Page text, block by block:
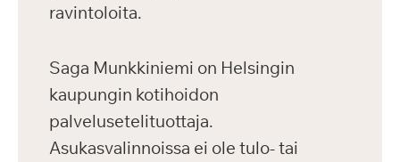
ravintoloita.
Saga Munkkiniemi on Helsingin
kaupungin kotihoidon
palvelusetelituottaja.
Asukasvalinnoissa ei ole tulo- tai